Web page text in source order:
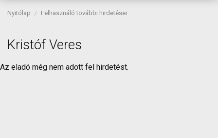
Nyitólap Felhasználó további hirdetései
Kristóf Veres
Az eladó még nem adott fel hirdetést.